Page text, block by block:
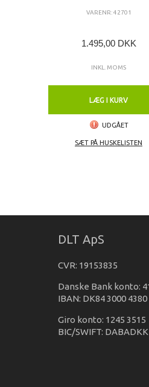
VARENR: 42701
1.495,00 DKK
INKL. MOMS
LÆG I KURV
UDGÅET
SÆT PÅ HUSKELISTEN
DLT ApS
CVR: 19153835
Danske Bank konto:
IBAN: DK84 3000 4380
Giro konto: 1245 3515
BIC/SWIFT: